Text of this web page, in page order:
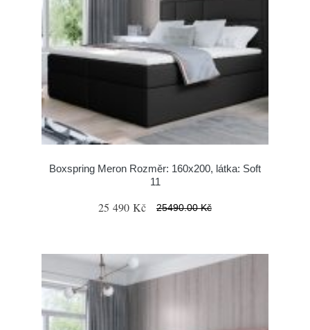
Boxspring Meron Rozměr: 160x200, látka: Soft
11
25 490 Kč 25490.00 Kč